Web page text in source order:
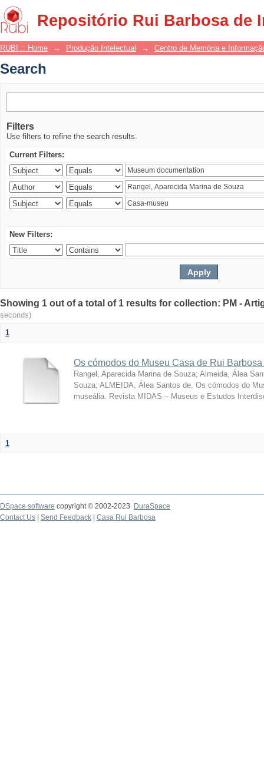
Repositório Rui Barbosa de
Search
RUBI :: Home → Produção Intelectual → Centro de Memória e
Search
Filters
Use filters to refine the search results.
Current Filters:
New Filters:
Showing 1 out of a total of 1 results for collection: PM -
seconds)
1
Os cómodos do Museu Casa de Rui
Rangel, Aparecida Marina de Souza; Almeida, Álea
Souza; ALMEIDA, Álea Santos de. Os cómodos do
museália. Revista MIDAS – Museus e Estudos
1
DSpace software copyright © 2002-2023
DuraSpace
Contact Us
Send Feedback Casa Rui Barbosa